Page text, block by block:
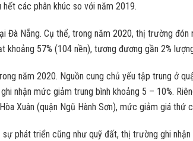
các phân khúc so với năm 2019.
Đà Nẵng. Cụ thể, trong năm 2020, thị trường
57% (104 nền), tương đương gần 2%
năm 2020. Nguồn cung chủ yếu tập trung ở
nhận mức giảm trung bình khoảng 5 – 10%.
Xuân (quận Ngũ Hành Sơn), mức giảm giá thứ
phát triển cũng như quỹ đất, thị trường ghi